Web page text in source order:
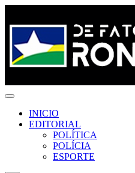
INICIO
EDITORIAL
POLÍTICA
POLÍCIA
ESPORTE